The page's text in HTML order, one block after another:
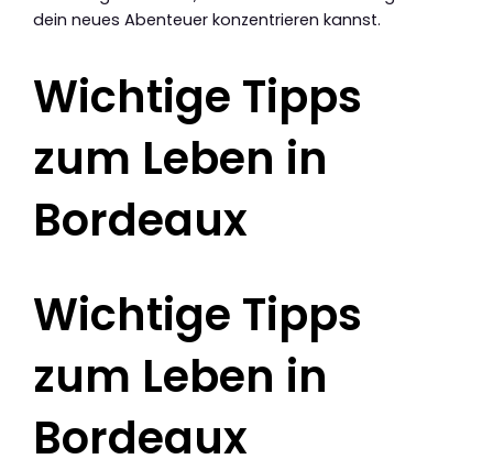
dein neues Abenteuer konzentrieren kannst.
Wichtige Tipps
zum Leben in
Bordeaux
Wichtige Tipps
zum Leben in
Bordeaux